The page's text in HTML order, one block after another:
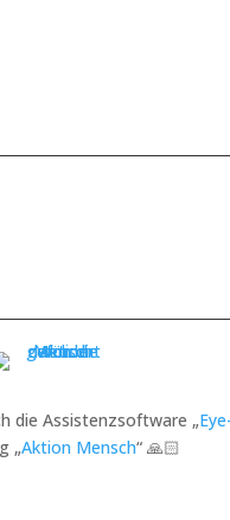
die Assistenzsoftware „
„Aktion Mensch“ 🙏🏻